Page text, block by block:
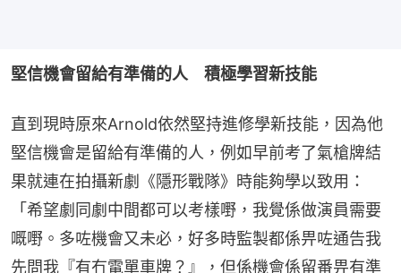
堅信機會留給有準備的人　積極學習新技能
直到現時原來Arnold依然堅持進修學新技能，因為他
堅信機會是留給有準備的人，例如早前考了氣槍牌結
果就連在拍攝新劇《隱形戰隊》時能夠學以致用：
「希望劇同劇中間都可以考樣嘢，我覺係做演員需要
嘅嘢。多咗機會又未必，好多時監製都係畀咗通告我
先問我『有冇電單車牌？』，但係機會係留番畀有準